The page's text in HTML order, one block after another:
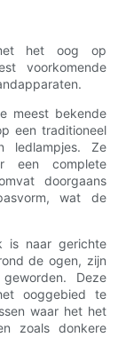
het oog op
voorkomende
meest bekende
een traditioneel
ledlampjes. Ze
een complete
doorgaans
wat de
is naar gerichte
de ogen, zijn
Deze
ooggebied te
waar het het
zoals donkere